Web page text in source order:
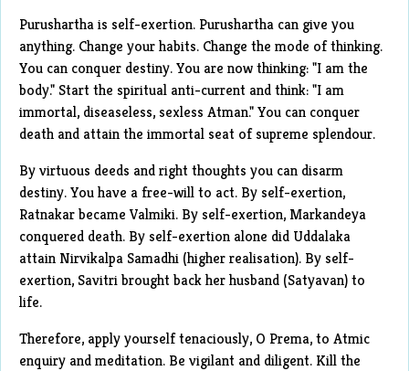
Purushartha is self-exertion. Purushartha can give you
anything. Change your habits. Change the mode of thinking.
You can conquer destiny. You are now thinking: "I am the
body." Start the spiritual anti-current and think: "I am
immortal, diseaseless, sexless Atman." You can conquer
death and attain the immortal seat of supreme splendour.
By virtuous deeds and right thoughts you can disarm
destiny. You have a free-will to act. By self-exertion,
Ratnakar became Valmiki. By self-exertion, Markandeya
conquered death. By self-exertion alone did Uddalaka
attain Nirvikalpa Samadhi (higher realisation). By self-
exertion, Savitri brought back her husband (Satyavan) to
life.
Therefore, apply yourself tenaciously, O Prema, to Atmic
enquiry and meditation. Be vigilant and diligent. Kill the